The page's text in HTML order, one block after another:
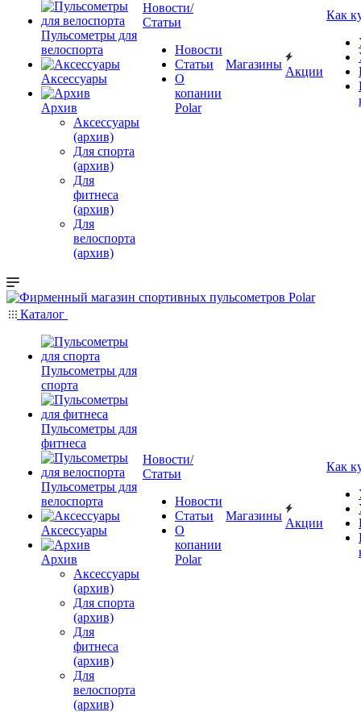
Пульсометры для
велоспорта
Аксессуары
Архив
Аксессуары
(архив)
Для спорта
(архив)
Для
фитнеса
(архив)
Для
велоспорта
(архив)
Новости/
Статьи
Новости
Статьи
О
копании
Polar
Магазины
Акции
Как
Каталог
Пульсометры для
спорта
Пульсометры для
фитнеса
Пульсометры для
велоспорта
Аксессуары
Архив
Аксессуары
(архив)
Для спорта
(архив)
Для
фитнеса
(архив)
Для
велоспорта
(архив)
Новости/
Статьи
Новости
Статьи
О
копании
Polar
Магазины
Акции
Как